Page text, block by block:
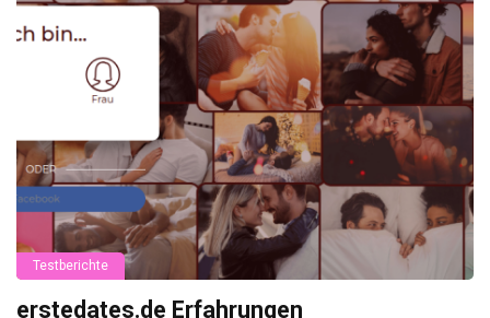
Testberichte
erstedates.de Erfahrungen